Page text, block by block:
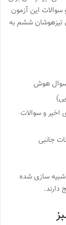
سوالات این آزمون
تیزهوشان ششم به
و سوالات
جانبی
شبیه سازی شده
دارند.